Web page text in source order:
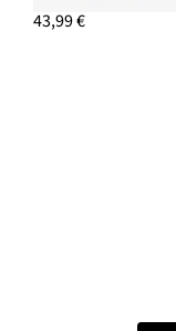
43,99 €